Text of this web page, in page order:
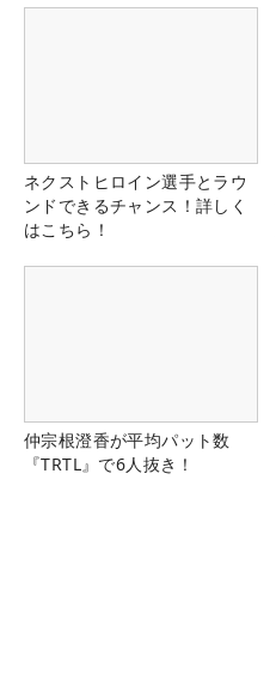
ネクストヒロイン選手とラウ
ンドできるチャンス！詳しく
はこちら！
仲宗根澄香が平均パット数
『TRTL』で6人抜き！